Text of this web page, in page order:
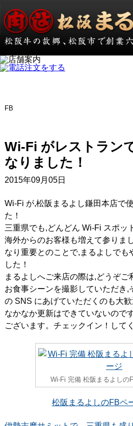
FB
Wi-Fi がレストラン
なりました！
2015年09月05日
Wi-Fi が,松阪まるよし鎌田本店で
た！
三重県でも,どんどん Wi-Fi スポッ
海外からのお客様も増えて参りま
なり重要とのことで,まるよしでも
した！
まるよしへご来店の際は,どうぞご
お食事シーンを撮影していただき,
の SNS にあげていただくのも大
なかなか更新はできていないので
ございます。チェックイン！して
Wi-Fi 完備 松阪まるよしの
松阪まるよしのFBペ